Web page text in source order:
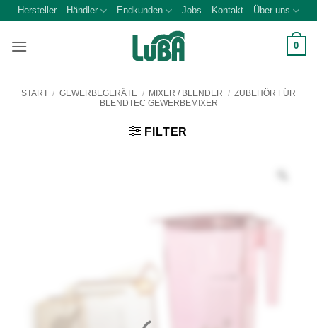
Zum
springen
Hersteller Händler Endkunden Jobs Kontakt Über uns
0
START / GEWERBEGERÄTE / MIXER / BLENDER / ZUBEHÖR FÜR
BLENDTEC GEWERBEMIXER
FILTER